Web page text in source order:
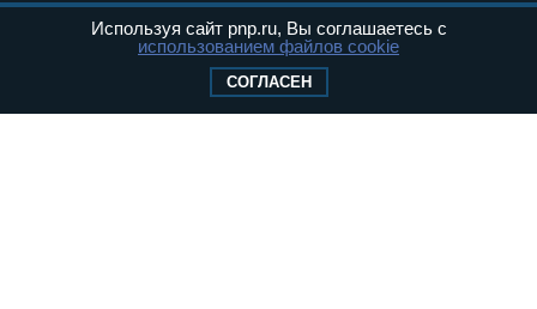
связи, информационных технологий и
массовых коммуникаций (Роскомнадзор) 05
Свидетельство о регистрации Эл № ФС77-
Используя сайт pnp.ru, Вы соглашаетесь с
использованием файлов cookie
СОГЛАСЕН